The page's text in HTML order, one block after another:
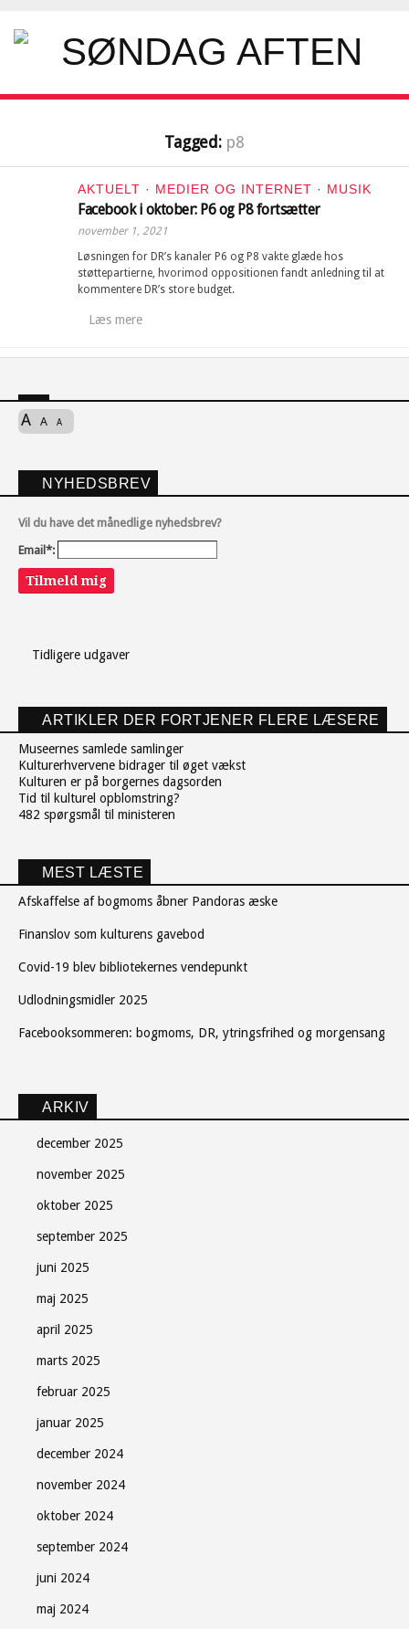
Tagged: p8
AKTUELT · MEDIER OG INTERNET · MUSIK
Facebook i oktober: P6 og P8 fortsætter
november 1, 2021
Løsningen for DR’s kanaler P6 og P8 vakte glæde hos
støttepartierne, hvorimod oppositionen fandt anledning til at
kommentere DR’s store budget.
Læs mere
A A A
NYHEDSBREV
Vil du have det månedlige nyhedsbrev?
Email*:
Tilmeld mig
Tidligere udgaver
ARTIKLER DER FORTJENER FLERE LÆSERE
Museernes samlede samlinger
Kulturerhvervene bidrager til øget vækst
Kulturen er på borgernes dagsorden
Tid til kulturel opblomstring?
482 spørgsmål til ministeren
MEST LÆSTE
Afskaffelse af bogmoms åbner Pandoras æske
Finanslov som kulturens gavebod
Covid-19 blev bibliotekernes vendepunkt
Udlodningsmidler 2025
Facebooksommeren: bogmoms, DR, ytringsfrihed og morgensang
ARKIV
december 2025
november 2025
oktober 2025
september 2025
juni 2025
maj 2025
april 2025
marts 2025
februar 2025
januar 2025
december 2024
november 2024
oktober 2024
september 2024
juni 2024
maj 2024